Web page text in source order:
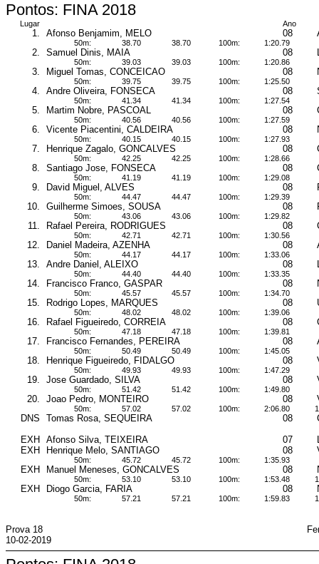
Pontos: FINA 2018
Lugar Ano
1. Afonso Benjamim, MELO 08
50m: 38.70 38.70 100m: 1:20.79
2. Samuel Dinis, MAIA 08
50m: 39.03 39.03 100m: 1:20.86
3. Miguel Tomas, CONCEICAO 08
50m: 39.75 39.75 100m: 1:25.50
4. Andre Oliveira, FONSECA 08
50m: 41.34 41.34 100m: 1:27.54
5. Martim Nobre, PASCOAL 08
50m: 40.56 40.56 100m: 1:27.59
6. Vicente Piacentini, CALDEIRA 08
50m: 40.15 40.15 100m: 1:27.93
7. Henrique Zagalo, GONCALVES 08
50m: 42.25 42.25 100m: 1:28.66
8. Santiago Jose, FONSECA 08
50m: 41.19 41.19 100m: 1:29.08
9. David Miguel, ALVES 08
50m: 44.47 44.47 100m: 1:29.39
10. Guilherme Simoes, SOUSA 08
50m: 43.06 43.06 100m: 1:29.82
11. Rafael Pereira, RODRIGUES 08
50m: 42.71 42.71 100m: 1:30.56
12. Daniel Madeira, AZENHA 08
50m: 44.17 44.17 100m: 1:33.06
13. Andre Daniel, ALEIXO 08
50m: 44.40 44.40 100m: 1:33.35
14. Francisco Franco, GASPAR 08
50m: 45.57 45.57 100m: 1:34.70
15. Rodrigo Lopes, MARQUES 08
50m: 48.02 48.02 100m: 1:39.06
16. Rafael Figueiredo, CORREIA 08
50m: 47.18 47.18 100m: 1:39.81
17. Francisco Fernandes, PEREIRA 08
50m: 50.49 50.49 100m: 1:45.05
18. Henrique Figueiredo, FIDALGO 08
50m: 49.93 49.93 100m: 1:47.29
19. Jose Guardado, SILVA 08
50m: 51.42 51.42 100m: 1:49.80
20. Joao Pedro, MONTEIRO 08
50m: 57.02 57.02 100m: 2:06.80
DNS Tomas Rosa, SEQUEIRA 08
EXH
Afonso Silva, TEIXEIRA 07
EXH
Henrique Melo, SANTIAGO 08
50m: 45.72 45.72 100m: 1:35.93
EXH Manuel Meneses, GONCALVES 08
50m: 53.10 53.10 100m: 1:53.48
EXH Diogo Garcia, FARIA 08
50m: 57.21 57.21 100m: 1:59.83
Prova 18
10-02-2019